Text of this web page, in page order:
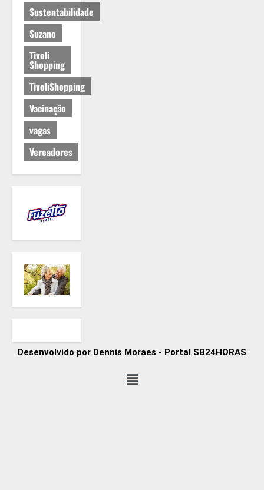
Sustentabilidade
Suzano
Tivoli
Shopping
TivoliShopping
Vacinação
vagas
Vereadores
Desenvolvido por Dennis Moraes - Portal SB24HORAS